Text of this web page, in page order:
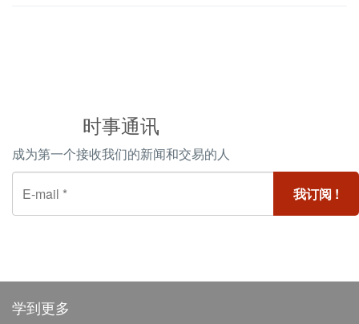
时事通讯
成为第一个接收我们的新闻和交易的人
学到更多